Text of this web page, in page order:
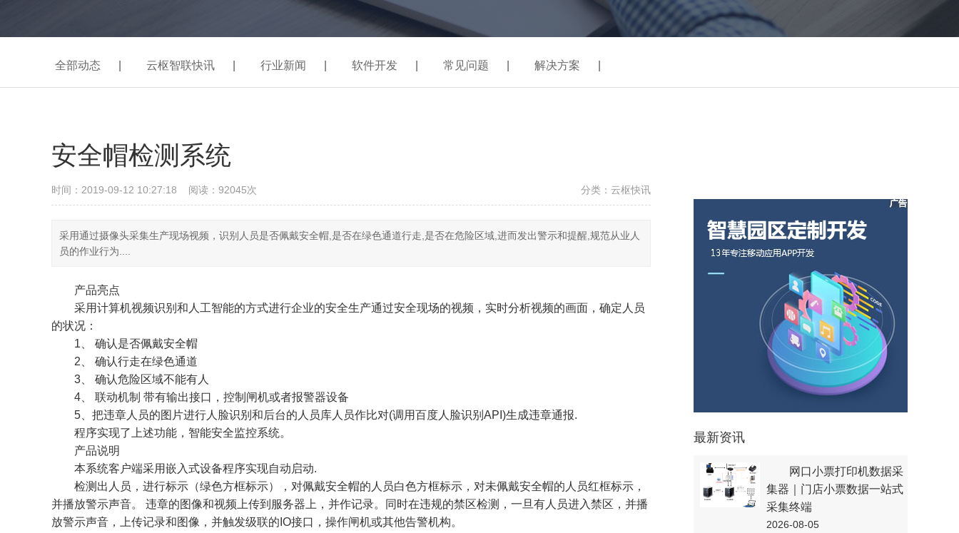
全部动态 云枢智联快讯 行业新闻 软件开发 常见问题 解决方案
安全帽检测系统
时间：2019-09-12 10:27:18 阅读：92045次 分类：云枢快讯
采用通过摄像头采集生产现场视频，识别人员是否佩戴安全帽,是否在绿色通道行走,是否在危险区域,进而发出警示和提醒,规范从业人
员的作业行为....
产品亮点
采用计算机视频识别和人工智能的方式进行企业的安全生产通过安全现场的视频，实时分析视频的画面，确定人员
的状况：
1、 确认是否佩戴安全帽
2、 确认行走在绿色通道
3、 确认危险区域不能有人
4、 联动机制 带有输出接口，控制闸机或者报警器设备
5、把违章人员的图片进行人脸识别和后台的人员库人员作比对(调用百度人脸识别API)生成违章通报.
程序实现了上述功能，智能安全监控系统。
产品说明
本系统客户端采用嵌入式设备程序实现自动启动.
检测出人员，进行标示（绿色方框标示），对佩戴安全帽的人员白色方框标示，对未佩戴安全帽的人员红框标示，
并播放警示声音。 违章的图像和视频上传到服务器上，并作记录。同时在违规的禁区检测，一旦有人员进入禁区，并播
放警示声音，上传记录和图像，并触发级联的IO接口，操作闸机或其他告警机构。
最新资讯
网口小票打印机数据采
集器｜门店小票数据一站式
采集终端
2026-08-05